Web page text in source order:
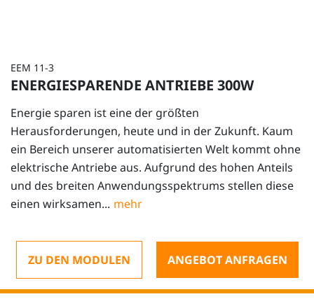
EEM 11-3
ENERGIESPARENDE ANTRIEBE 300W
Energie sparen ist eine der größten
Herausforderungen, heute und in der Zukunft. Kaum
ein Bereich unserer automatisierten Welt kommt ohne
elektrische Antriebe aus. Aufgrund des hohen Anteils
und des breiten Anwendungsspektrums stellen diese
einen wirksamen...
ZU DEN MODULEN ANGEBOT ANFRAGEN